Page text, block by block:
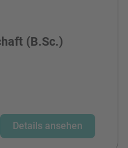
(B.Sc.)
Details ansehen